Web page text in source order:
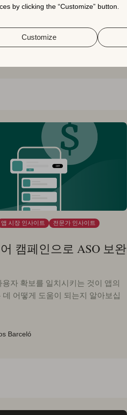
by clicking the “Customize” button.
Customize
을 위한 강력한 인사이트를 어떻게
앱 시장 인사이트
전문가 인사이트
캠페인으로 ASO 보완
자 확보를 일치시키는 것이 앱의
데 어떻게 도움이 되는지 알아보십
Barceló